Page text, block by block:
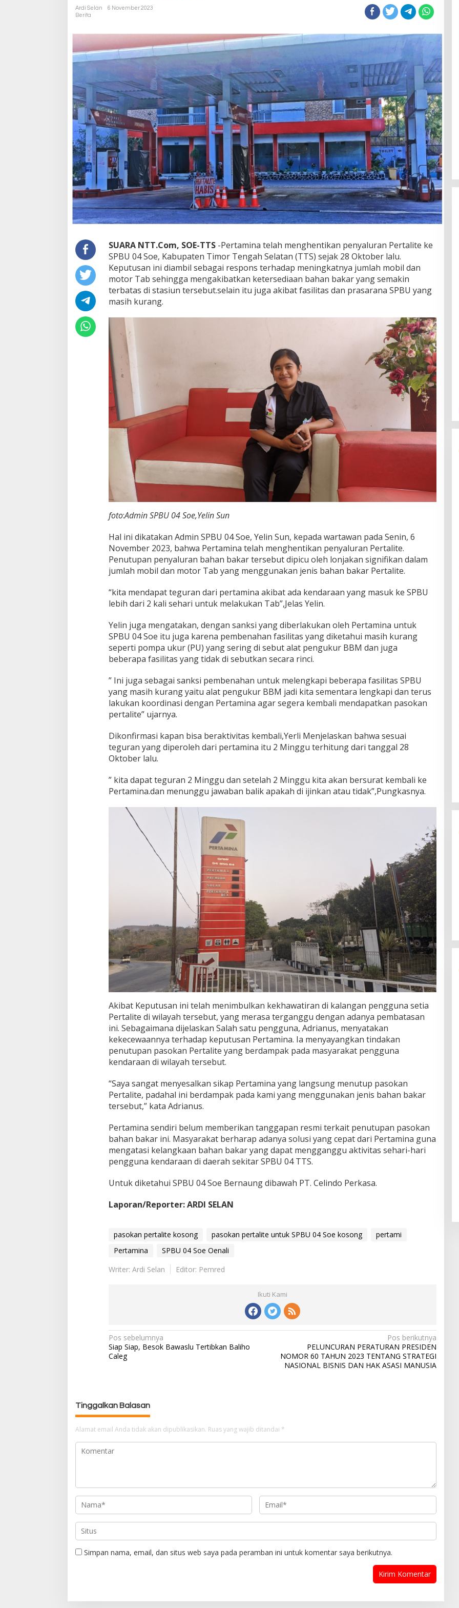
Ardi Selan
6 November 2023
Berita
SUARA NTT.Com, SOE-TTS-Pertamina telah menghentikan penyaluran Pertalite ke
SPBU 04 Soe, Kabupaten Timor Tengah Selatan (TTS) sejak 28 Oktober lalu.
Keputusan ini diambil sebagai respons terhadap meningkatnya jumlah mobil dan
motor Tab sehingga mengakibatkan ketersediaan bahan bakar yang semakin
terbatas di stasiun tersebut.selain itu juga akibat fasilitas dan prasarana SPBU yang
masih kurang.
foto:Admin SPBU 04 Soe,Yelin Sun
Hal ini dikatakan Admin SPBU 04 Soe, Yelin Sun, kepada wartawan pada Senin, 6
November 2023, bahwa Pertamina telah menghentikan penyaluran Pertalite.
Penutupan penyaluran bahan bakar tersebut dipicu oleh lonjakan signifikan dalam
jumlah mobil dan motor Tab yang menggunakan jenis bahan bakar Pertalite.
“kita mendapat teguran dari pertamina akibat ada kendaraan yang masuk ke SPBU
lebih dari 2 kali sehari untuk melakukan Tab”,Jelas Yelin.
Yelin juga mengatakan, dengan sanksi yang diberlakukan oleh Pertamina untuk
SPBU 04 Soe itu juga karena pembenahan fasilitas yang diketahui masih kurang
seperti pompa ukur (PU) yang sering di sebut alat pengukur BBM dan juga
beberapa fasilitas yang tidak di sebutkan secara rinci.
” Ini juga sebagai sanksi pembenahan untuk melengkapi beberapa fasilitas SPBU
yang masih kurang yaitu alat pengukur BBM jadi kita sementara lengkapi dan terus
lakukan koordinasi dengan Pertamina agar segera kembali mendapatkan pasokan
pertalite” ujarnya.
Dikonfirmasi kapan bisa beraktivitas kembali,Yerli Menjelaskan bahwa sesuai
teguran yang diperoleh dari pertamina itu 2 Minggu terhitung dari tanggal 28
Oktober lalu.
” kita dapat teguran 2 Minggu dan setelah 2 Minggu kita akan bersurat kembali ke
Pertamina.dan menunggu jawaban balik apakah di ijinkan atau tidak”,Pungkasnya.
Akibat Keputusan ini telah menimbulkan kekhawatiran di kalangan pengguna setia
Pertalite di wilayah tersebut, yang merasa terganggu dengan adanya pembatasan
ini. Sebagaimana dijelaskan Salah satu pengguna, Adrianus, menyatakan
kekecewaannya terhadap keputusan Pertamina. Ia menyayangkan tindakan
penutupan pasokan Pertalite yang berdampak pada masyarakat pengguna
kendaraan di wilayah tersebut.
“Saya sangat menyesalkan sikap Pertamina yang langsung menutup pasokan
Pertalite, padahal ini berdampak pada kami yang menggunakan jenis bahan bakar
tersebut,” kata Adrianus.
Pertamina sendiri belum memberikan tanggapan resmi terkait penutupan pasokan
bahan bakar ini. Masyarakat berharap adanya solusi yang cepat dari Pertamina guna
mengatasi kelangkaan bahan bakar yang dapat mengganggu aktivitas sehari-hari
pengguna kendaraan di daerah sekitar SPBU 04 TTS.
Untuk diketahui SPBU 04 Soe Bernaung dibawah PT. Celindo Perkasa.
Laporan/Reporter: ARDI SELAN
pasokan pertalite kosong pasokan pertalite untuk SPBU 04 Soe kosong
pertami
Pertamina
SPBU 04 Soe Oenali
Writer: Ardi Selan
Editor: Pemred
Ikuti Kami
N
a
v
s
i
p
o
s
Pos sebelumnya
Siap Siap, Besok Bawaslu Tertibkan Baliho
Caleg
Pos berikutnya
PELUNCURAN PERATURAN PRESIDEN
NOMOR 60 TAHUN 2023 TENTANG STRATEGI
NASIONAL BISNIS DAN HAK ASASI MANUSIA
Tinggalkan Balasan
Alamat email Anda tidak akan dipublikasikan. Ruas yang wajib ditandai *
Simpan nama, email, dan situs web saya pada peramban ini untuk komentar saya berikutnya.
Rayakan HUT ke-52, DPD Provinsi
NTT Gelar Sejumlah Kegiatan.
Di Berita, Berita Daerah, Ekonomi, Politik
11
Januari 2025